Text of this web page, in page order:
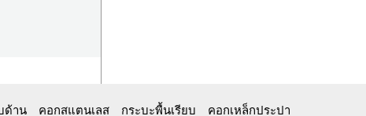
ด้าน คอกสแตนเลส กระบะพื้นเรียบ
คอกเหล็กประปา